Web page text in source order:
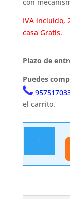
con
IVA incluido,
casa Gratis.
Plazo de
Puedes
el carrito.
2095
cantidad